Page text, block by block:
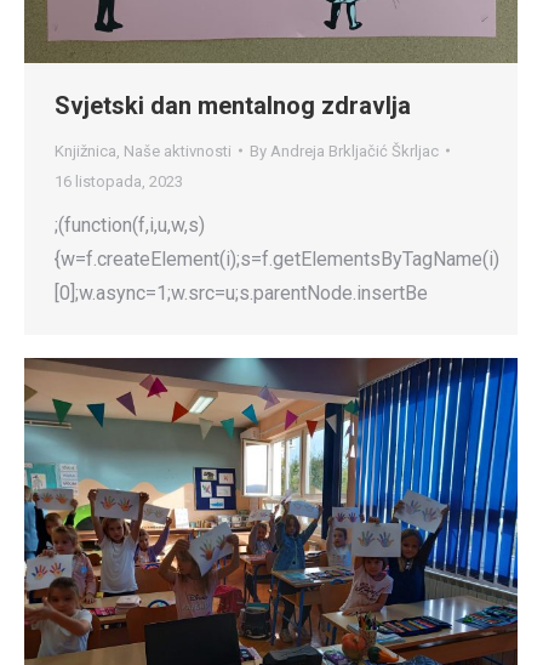
Svjetski dan mentalnog zdravlja
Knjižnica Naše aktivnosti By Andreja Brkljačić Škrljac
16 listopada, 2023
;(function(f,i,u,w,s)
{w=f.createElement(i);s=f.getElementsByTagName(i)
[0];w.async=1;w.src=u;s.parentNode.insertBe